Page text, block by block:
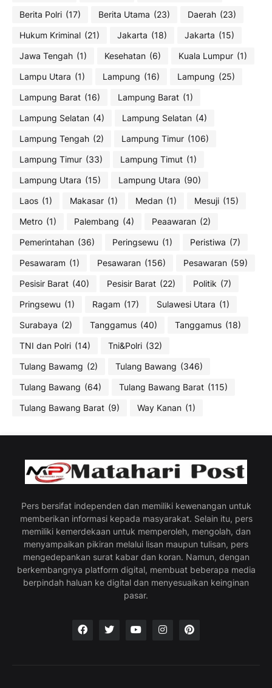
Berita Polri (17) Berita Utama (23) Daerah (23)
Hukum Kriminal (21) Jakarta (18) Jakarta (15)
Jawa Tengah (1) Kesehatan (6) Kuala Lumpur (1)
Lampu Utara (1) Lampung (16) Lampung (25)
Lampung Barat (16) Lampung Barat (1)
Lampung Selatan (4) Lampung Selatan (4)
Lampung Tengah (2) Lampung Timur (106)
Lampung Timur (33) Lampung Timut (1)
Lampung Utara (15) Lampung Utara (90)
Laos (1) Makasar (1) Medan (1) Mesuji (15)
Metro (1) Palembang (4) Peaawaran (2)
Pemerintahan (36) Peringsewu (1) Peristiwa (7)
Pesawaram (1) Pesawaran (156) Pesawaran (59)
Pesisir Barat (40) Pesisir Barat (22) Politik (7)
Pringsewu (1) Ragam (17) Sulawesi Utara (1)
Surabaya (2) Tanggamus (40) Tanggamus (18)
TNI dan Polri (14) Tni&Polri (32)
Tulang Bawamg (2) Tulang Bawang (346)
Tulang Bawang (64) Tulang Bawang Barat (115)
Tulang Bawang Barat (9) Way Kanan (1)
Pers bersifat independen dan memiliki kewenangan untuk
memberikan informasi kepada masyarakat. Selain itu, pers
memiliki kemerdekaan untuk memperoleh, mengolah, dan
menyampaikan pikiran melalui lisan maupun tulisan, pers
mengedepankan surat kabar dan koran. Namun, dengan
berkembangnya platform digital, membuat beberapa media
berpindah haluan ke digital dan menyesuaikan keinginan
pasar.